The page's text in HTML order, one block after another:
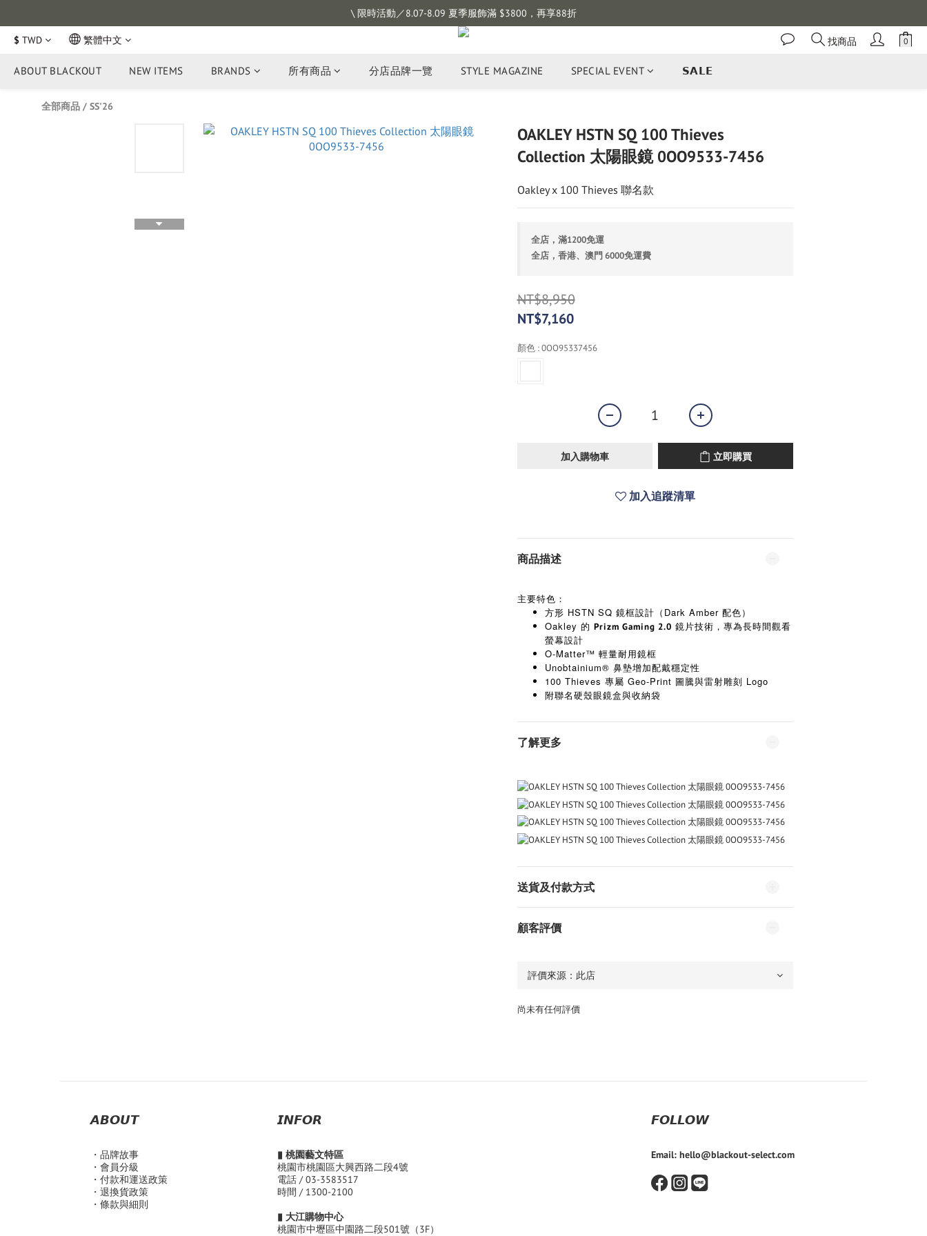
註冊會員拿購物金 $100，滿$1200免運
\ 限時活動／8.07-8.09 夏季服飾滿 $3800，再享88折
註冊會員拿購物金 $100，滿$1200免運
$ TWD 繁體中文 找商品
ABOUT BLACKOUT NEW ITEMS BRANDS 所有商品 分店品牌一覽 STYLE MAGAZINE SPECIAL EVENT 𝗦𝗔𝗟𝗘
全部商品 / SS'26
OAKLEY HSTN SQ 100 Thieves
Collection 太陽眼鏡 0OO9533-7456
Oakley x 100 Thieves 聯名款
全店，滿1200免運
全店，香港、澳門 6000免運費
NT$8,950
NT$7,160
顏色 : 0OO95337456
加入購物車 立即購買
加入追蹤清單
商品描述
主要特色：
方形 HSTN SQ 鏡框設計（Dark Amber 配色）
Oakley 的 Prizm Gaming 2.0 鏡片技術，專為長時間觀看
螢幕設計
O-Matter™ 輕量耐用鏡框
Unobtainium® 鼻墊增加配戴穩定性
100 Thieves 專屬 Geo-Print 圖騰與雷射雕刻 Logo
附聯名硬殼眼鏡盒與收納袋
了解更多
送貨及付款方式
顧客評價
尚未有任何評價
𝘼𝘽𝙊𝙐𝙏
・品牌故事
・會員分級
・付款和運送政策
・退換貨政策
・條款與細則
𝙄𝙉𝙁𝙊𝙍
▮ 桃園藝文特區
桃園市桃園區大興西路二段4號
電話 / 03-3583517
時間 / 1300-2100
▮ 大江購物中心
桃園市中壢區中園路二段501號（3F）
𝙁𝙊𝙇𝙇𝙊𝙒
Email: hello@blackout-select.com